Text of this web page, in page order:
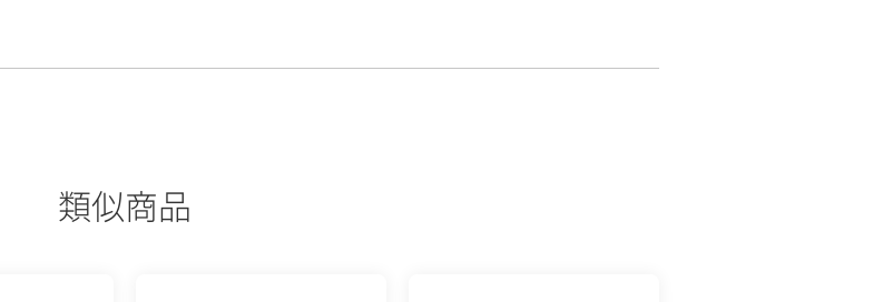
類似商品